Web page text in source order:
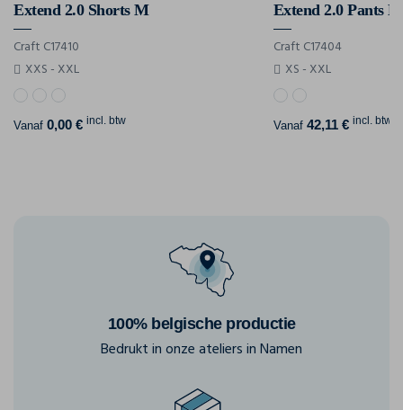
Extend 2.0 Shorts M
Craft C17410
XXS - XXL
Vanaf 0,00 € incl. btw
Extend 2.0 Pants M
Craft C17404
XS - XXL
Vanaf 42,11 € incl. btw
100% belgische productie
Bedrukt in onze ateliers in Namen